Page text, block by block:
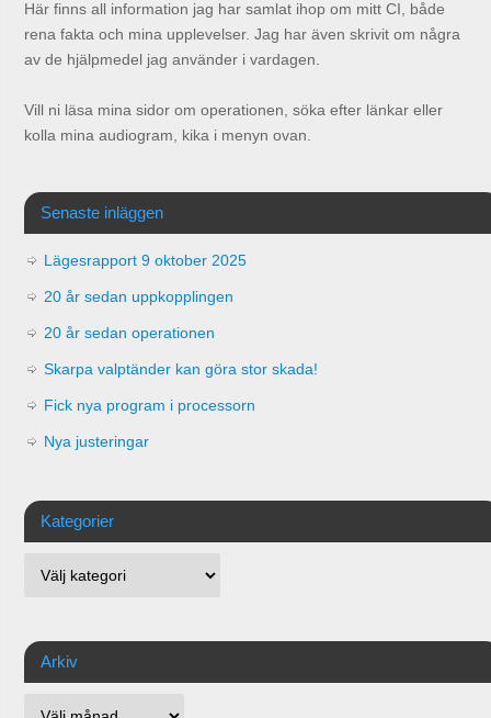
Här finns all information jag har samlat ihop om mitt CI, både
rena fakta och mina upplevelser. Jag har även skrivit om några
av de hjälpmedel jag använder i vardagen.
Vill ni läsa mina sidor om operationen, söka efter länkar eller
kolla mina audiogram, kika i menyn ovan.
Senaste inläggen
Lägesrapport 9 oktober 2025
20 år sedan uppkopplingen
20 år sedan operationen
Skarpa valptänder kan göra stor skada!
Fick nya program i processorn
Nya justeringar
Kategorier
Arkiv